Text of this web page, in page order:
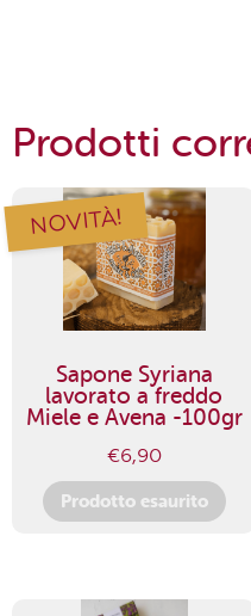
Prodotti
NOVITÀ!
Sapone Syriana
lavorato a freddo
Miele e Avena -100gr
€6,90
Prodotto esaurito